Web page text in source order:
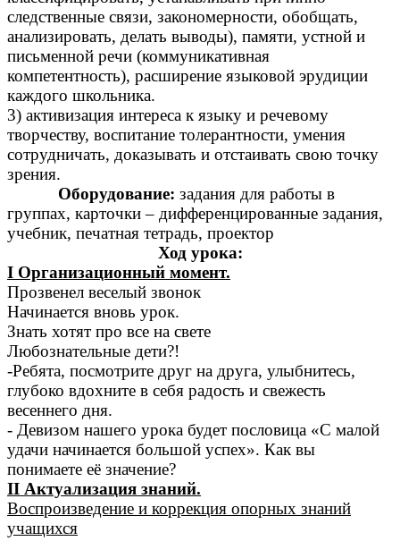
следственные связи, закономерности, обобщать,
анализировать, делать выводы), памяти, устной и
письменной речи (коммуникативная
компетентность), расширение языковой эрудиции
каждого школьника.
3) активизация интереса к языку и речевому
творчеству, воспитание толерантности, умения
сотрудничать, доказывать и отстаивать свою точку
зрения.
Оборудование: задания для работы в
группах, карточки – дифференцированные задания,
учебник, печатная тетрадь, проектор
Ход урока:
I Организационный момент.
Прозвенел веселый звонок
Начинается вновь урок.
Знать хотят про все на свете
Любознательные дети?!
-Ребята, посмотрите друг на друга, улыбнитесь,
глубоко вдохните в себя радость и свежесть
весеннего дня.
- Девизом нашего урока будет пословица «С малой
удачи начинается большой успех». Как вы
понимаете её значение?
II Актуализация знаний.
Воспроизведение и коррекция опорных знаний
учащихся